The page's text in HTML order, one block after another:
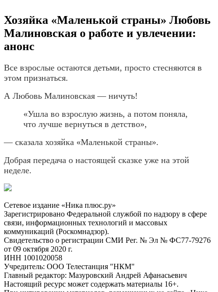
Хозяйка «Маленькой страны» Любовь
Малиновская о работе и увлечении:
анонс
Все взрослые остаются детьми, просто стесняются в
этом признаться.
А Любовь Малиновская — ничуть!
«Ушла во взрослую жизнь, а потом поняла,
что лучше вернуться в детство»,
— сказала хозяйка «Маленькой страны».
Добрая передача о настоящей сказке уже на этой
неделе.
Сетевое издание «Ника плюс.ру»
Зарегистрировано Федеральной службой по надзору в сфере
связи, информационных технологий и массовых
коммуникаций (Роскомнадзор).
Свидетельство о регистрации СМИ Рег. № Эл № ФС77-79276
от 09 октября 2020 г.
ИНН 1001020058
Учредитель: ООО Телестанция "НКМ"
Главный редактор: Мазуровский Андрей Афанасьевич
Настоящий ресурс может содержать материалы 16+.